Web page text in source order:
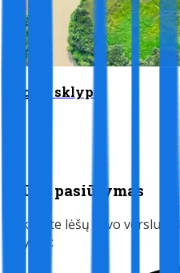
Įsigyti sklypą
Mūsų pasiūlymas
Sukelkite lėšų savo verslui
sąlygas: